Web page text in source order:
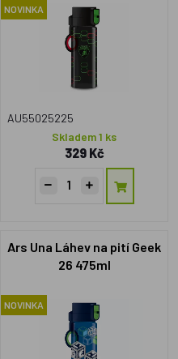
NOVINKA
AU55025225
Skladem 1 ks
329 Kč
Ars Una Láhev na pití Geek
26 475ml
NOVINKA